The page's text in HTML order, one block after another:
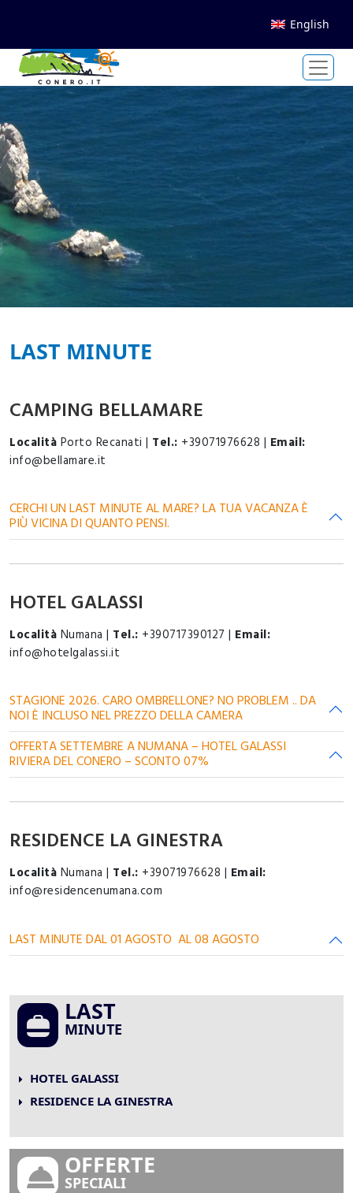
English
LAST MINUTE
CAMPING BELLAMARE
Località Porto Recanati | Tel.: +39071976628 | Email:
info@bellamare.it
CERCHI UN LAST MINUTE AL MARE? LA TUA VACANZA È
PIÙ VICINA DI QUANTO PENSI.
HOTEL GALASSI
Località Numana | Tel.: +390717390127 | Email:
info@hotelgalassi.it
STAGIONE 2026. CARO OMBRELLONE? NO PROBLEM .. DA
NOI È INCLUSO NEL PREZZO DELLA CAMERA
OFFERTA SETTEMBRE A NUMANA – HOTEL GALASSI
RIVIERA DEL CONERO – SCONTO 07%
RESIDENCE LA GINESTRA
Località Numana | Tel.: +39071976628 | Email:
info@residencenumana.com
LAST MINUTE DAL 01 AGOSTO AL 08 AGOSTO
LAST
MINUTE
HOTEL GALASSI
RESIDENCE LA GINESTRA
OFFERTE
SPECIALI